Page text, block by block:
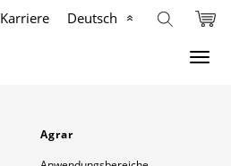
Karriere Deutsch
Agrar